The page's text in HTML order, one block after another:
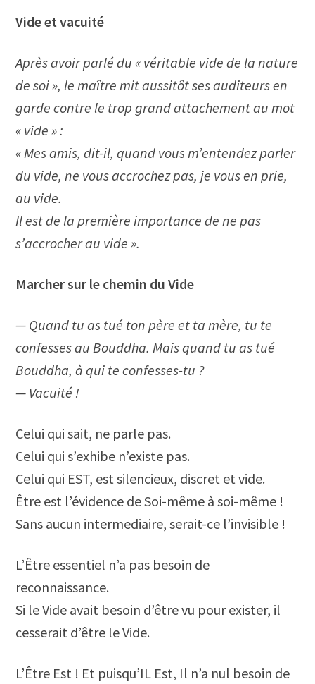
Vide et vacuité
Après avoir parlé du « véritable vide de la nature
de soi », le maître mit aussitôt ses auditeurs en
garde contre le trop grand attachement au mot
« vide » :
« Mes amis, dit-il, quand vous m’entendez parler
du vide, ne vous accrochez pas, je vous en prie,
au vide.
Il est de la première importance de ne pas
s’accrocher au vide ».
Marcher sur le chemin du Vide
— Quand tu as tué ton père et ta mère, tu te
confesses au Bouddha. Mais quand tu as tué
Bouddha, à qui te confesses-tu ?
— Vacuité !
Celui qui sait, ne parle pas.
Celui qui s’exhibe n’existe pas.
Celui qui EST, est silencieux, discret et vide.
Être est l’évidence de Soi-même à soi-même !
Sans aucun intermediaire, serait-ce l’invisible !
L’Être essentiel n’a pas besoin de
reconnaissance.
Si le Vide avait besoin d’être vu pour exister, il
cesserait d’être le Vide.
L’Être Est ! Et puisqu’IL Est, Il n’a nul besoin de